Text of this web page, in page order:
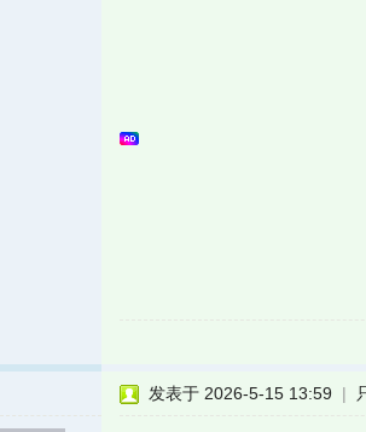
发表于 2026-5-15 13:59 |